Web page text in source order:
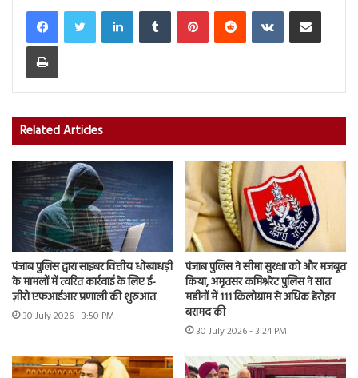
LinkedInTumblr PinterestReddit VKontakteShare via Email
Print
Related Articles
पंजाब पुलिस द्वारा साइबर वित्तीय धोखाधड़ी
के मामलों में त्वरित कार्रवाई के लिए ई-
ज़ीरो एफआईआर प्रणाली की शुरुआत
30 July 2026 - 3:50 PM
पंजाब पुलिस ने सीमा सुरक्षा को और मजबूत
किया, अमृतसर कमिश्नरेट पुलिस ने सात
महीनों में 111 किलोग्राम से अधिक हेरोइन
बरामद की
30 July 2026 - 3:24 PM